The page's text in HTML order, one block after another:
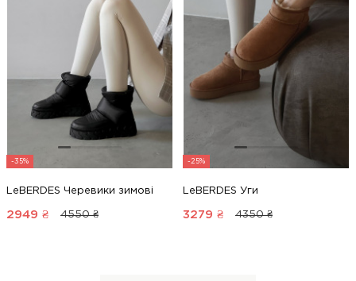
-35%
LeBERDES Черевики зимові
2949 ₴ 4550 ₴
-25%
LeBERDES Уги
3279 ₴ 4350 ₴